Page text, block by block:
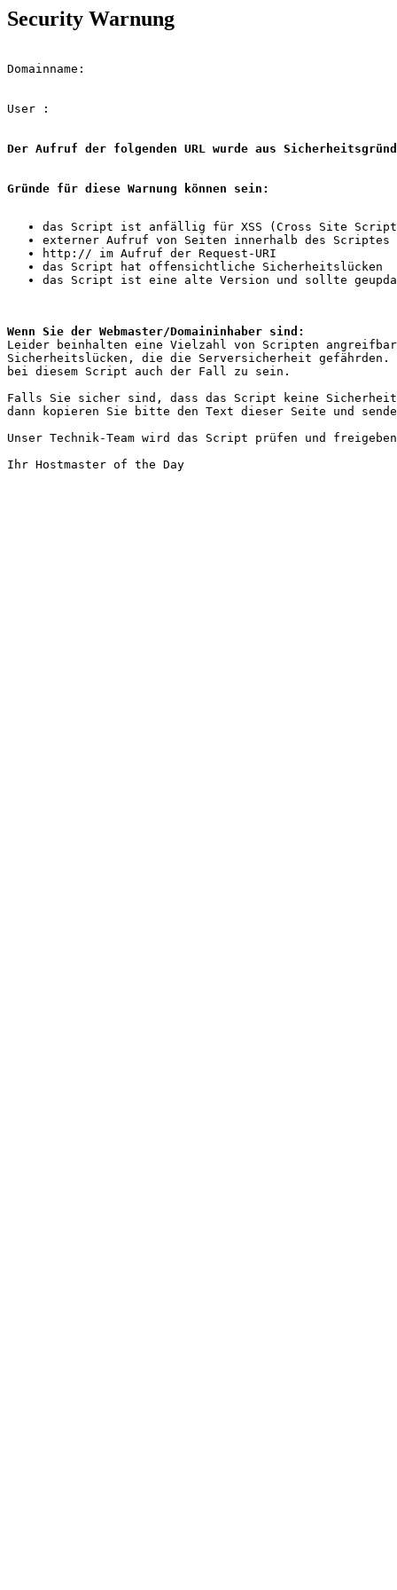
Security Warnung
Domainname:
User :
Der Aufruf der folgenden URL wurde aus
Gründe für diese Warnung können sein:
Wenn Sie der Webmaster/Domaininhaber sind:
Leider beinhalten eine Vielzahl von Scripten
Sicherheitslücken, die die Serversicherheit gefährden.
bei diesem Script auch der Fall zu sein.
Falls Sie sicher sind, dass das Script keine
dann kopieren Sie bitte den Text dieser Seite und
Unser Technik-Team wird das Script prüfen und